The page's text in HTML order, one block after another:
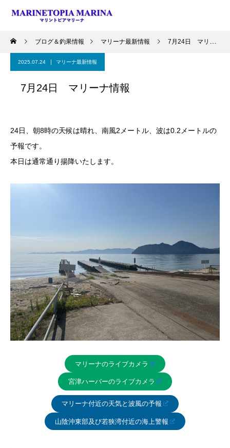
ブログ＆釣果情報 マリーナ最新情報 7月24日 マリーナ情報
2025.07.24 マリーナ最新情報
7月24日 マリーナ情報
24日、朝8時の天候は晴れ、南風2メートル、波は0.2メートルの
予報です。
本日は通常通り揚降いたします。
マリーナのライブカメラ
宮津ハーバーのライブカメラ
マリーナ付近の天気と波風の予報
山陰沖東部及び若狭湾付近の海上警報